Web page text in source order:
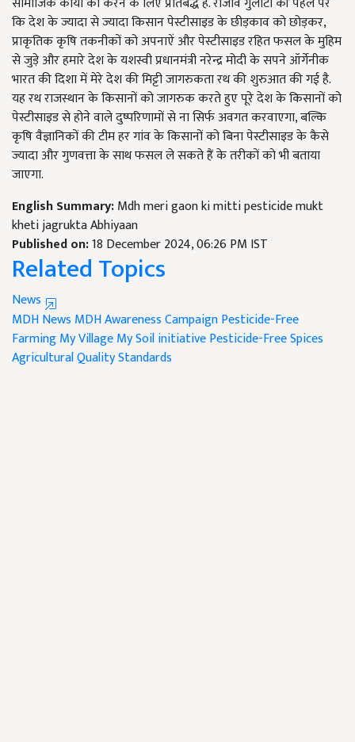
कि देश के ज्यादा से ज्यादा किसान पेस्टीसाइड के छीड़काव को छोड़कर,
प्राकृतिक कृषि तकनीकों को अपनाऐं और पेस्टीसाइड रहित फसल के मुहिम
से जुड़े और हमारे देश के यशस्वी प्रधानमंत्री नरेन्द्र मोदी के सपने ऑर्गेनीक
भारत की दिशा में मेरे देश की मिट्टी जागरुकता रथ की शुरुआत की गई है.
यह रथ राजस्थान के किसानों को जागरुक करते हुए पूरे देश के किसानों को
पेस्टीसाइड से होने वाले दुष्परिणामों से ना सिर्फ अवगत करवाएगा, बल्कि
कृषि वैज्ञानिकों की टीम हर गांव के किसानों को बिना पेस्टीसाइड के कैसे
ज्यादा और गुणवत्ता के साथ फसल ले सकते हैं के तरीकों को भी बताया
जाएगा.
English Summary:Mdh meri gaon ki mitti pesticide mukt
kheti jagrukta Abhiyaan
Published on:18 December 2024, 06:26 PM IST
Related Topics
News
MDH News MDH Awareness CampaignPesticide-Free
FarmingMy VillageMy Soil initiativePesticide-Free Spices
Agricultural Quality Standards